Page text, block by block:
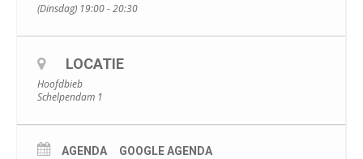
(Dinsdag) 19:00 - 20:30
LOCATIE
Hoofdbieb
Schelpendam 1
AGENDA GOOGLE AGENDA